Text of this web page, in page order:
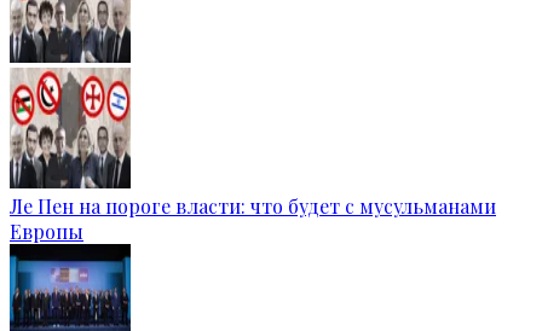
Ле Пен на пороге власти: что будет с мусульманами
Европы